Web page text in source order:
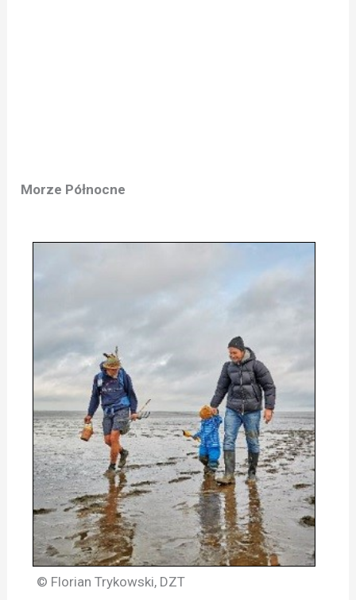
Morze Północne
© Florian Trykowski, DZT